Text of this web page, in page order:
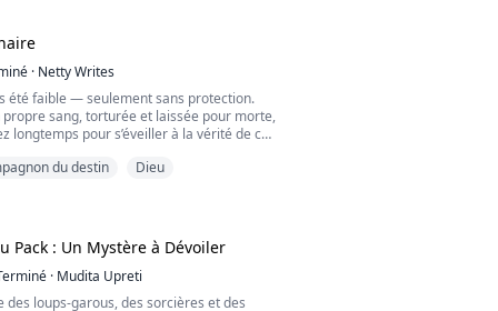
consacrée à la déesse Athéna », lui dis-
pas cette réponse.
· Netty Writes
été faible — seulement sans protection.
propre sang, torturée et laissée pour morte,
longtemps pour s’éveiller à la vérité de ce
puissante qui soit.
du destin Dieu
Pack : Un Mystère à Dévoiler
· Mudita Upreti
des loups-garous, des sorcières et des